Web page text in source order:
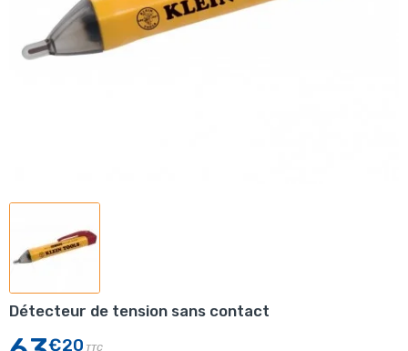
Détecteur de tension sans contact
€20 TTC